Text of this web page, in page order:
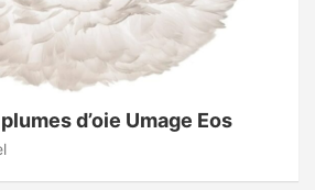
d’oie Umage Eos